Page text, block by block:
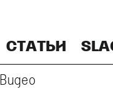
СТАТЬИ
Видео